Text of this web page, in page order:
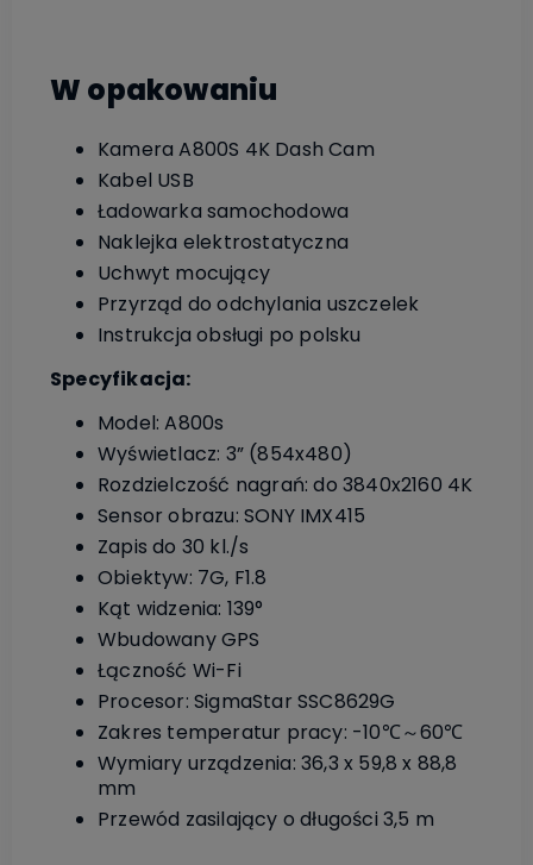
W opakowaniu
Kamera A800S 4K Dash Cam
Kabel USB
Ładowarka samochodowa
Naklejka elektrostatyczna
Uchwyt mocujący
Przyrząd do odchylania uszczelek
Instrukcja obsługi po polsku
Specyfikacja:
Model: A800s
Wyświetlacz: 3” (854x480)
Rozdzielczość nagrań: do 3840x2160 4K
Sensor obrazu: SONY IMX415
Zapis do 30 kl./s
Obiektyw: 7G, F1.8
Kąt widzenia: 139°
Wbudowany GPS
Łączność Wi-Fi
Procesor: SigmaStar SSC8629G
Zakres temperatur pracy: -10℃～60℃
Wymiary urządzenia: 36,3 x 59,8 x 88,8
mm
Przewód zasilający o długości 3,5 m